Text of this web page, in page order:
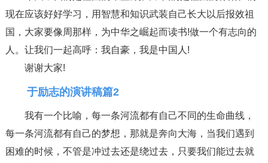
现在应该好好学习，用智慧和知识武装自己长大以后报效祖
国，大家要像周那样，为中华之崛起而读书!做一个有志向的
人。让我们一起高呼：我自豪，我是中国人!
谢谢大家!
于励志的演讲稿篇2
我有一个比喻，每一条河流都有自己不同的生命曲线，
每一条河流都有自己的梦想，那就是奔向大海，当我们遇到
困难的时候，不管是冲过去还是绕过去，只要我们能过去就